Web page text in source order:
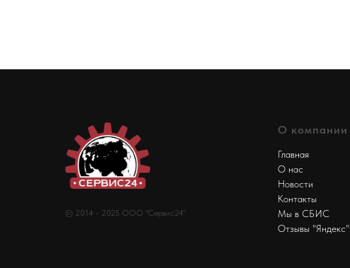
© 2014 - 2025 ООО "Сервис24"
О компании
Главная
О нас
Новости
Контакты
Мы в СБИС
Отзывы "Яндекс"